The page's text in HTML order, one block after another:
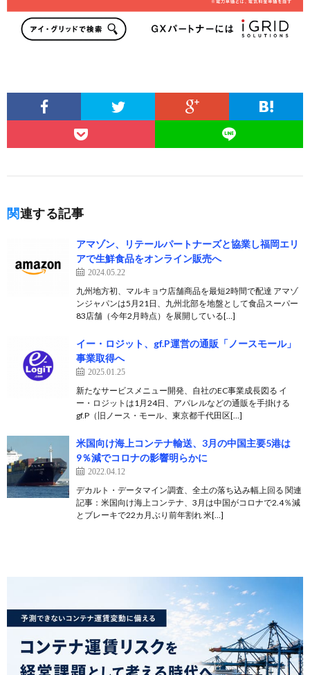
関連する記事
アマゾン、リテールパートナーズと協業し福岡エリ
アで生鮮食品をオンライン販売へ
2024.05.22
九州地方初、マルキョウ店舗商品を最短2時間で配達 アマゾ
ンジャパンは5月21日、九州北部を地盤として食品スーパー
83店舗（今年2月時点）を展開している[…]
イー・ロジット、gf.P運営の通販「ノースモール」
事業取得へ
2025.01.25
新たなサービスメニュー開発、自社のEC事業成長図る イ
ー・ロジットは1月24日、アパレルなどの通販を手掛ける
gf.P（旧ノース・モール、東京都千代田区[…]
米国向け海上コンテナ輸送、3月の中国主要5港は
9％減でコロナの影響明らかに
2022.04.12
デカルト・データマイン調査、全土の落ち込み幅上回る 関連
記事：米国向け海上コンテナ、3月は中国がコロナで2.4％減
とブレーキで22カ月ぶり前年割れ 米[…]